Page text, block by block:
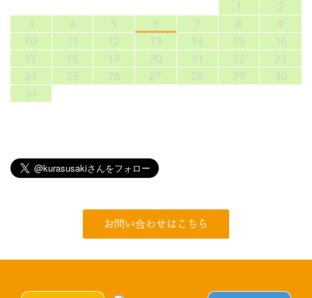
1
2
3
4 5 6 7 8
9
10
11 12 13 14 15
16
17
18 19 20 21 22
23
24
25 26 27 28 29
30
31
お問い合わせはこちら